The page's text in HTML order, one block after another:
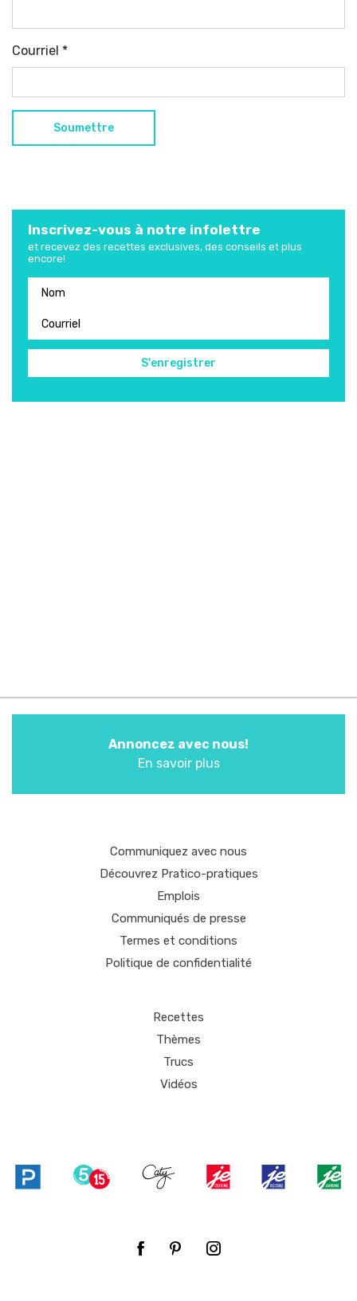
Courriel *
Inscrivez-vous à notre infolettre
et recevez des recettes exclusives, des conseils et plus
encore!
Annoncez avec nous!
En savoir plus
Communiquez avec nous
Découvrez Pratico-pratiques
Emplois
Communiqués de presse
Termes et conditions
Politique de confidentialité
Recettes
Thèmes
Trucs
Vidéos